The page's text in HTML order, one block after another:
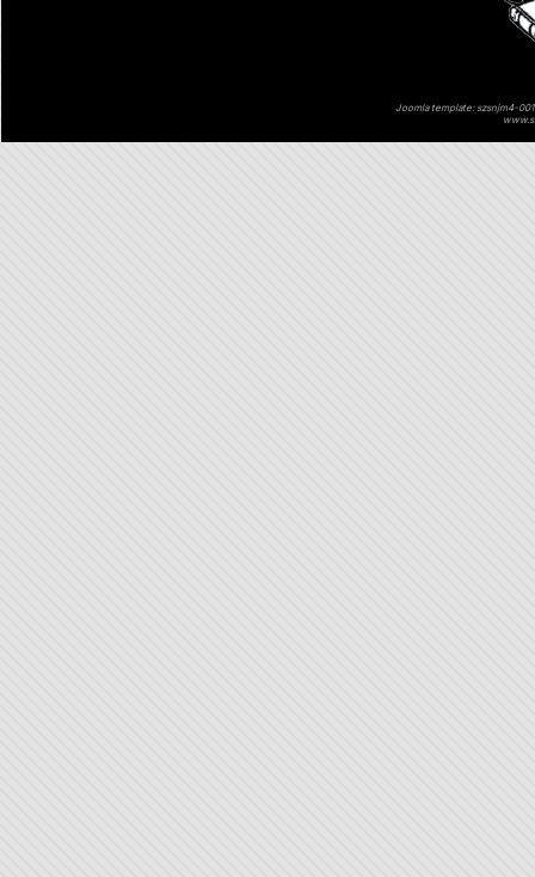
Joomla template: szsnjm4-